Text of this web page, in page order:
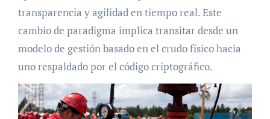
transparencia y agilidad en tiempo real. Este
cambio de paradigma implica transitar desde un
modelo de gestión basado en el crudo físico hacia
uno respaldado por el código criptográfico.